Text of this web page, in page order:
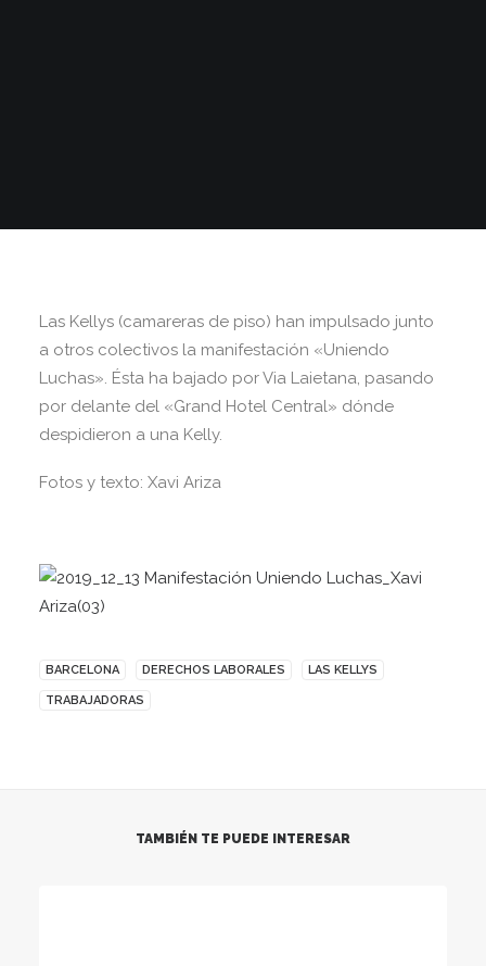
Las Kellys (camareras de piso) han impulsado junto
a otros colectivos la manifestación «Uniendo
Luchas». Ésta ha bajado por Via Laietana, pasando
por delante del «Grand Hotel Central» dónde
despidieron a una Kelly.
Fotos y texto: Xavi Ariza
BARCELONA DERECHOS LABORALES LAS KELLYS
TRABAJADORAS
TAMBIÉN TE PUEDE INTERESAR